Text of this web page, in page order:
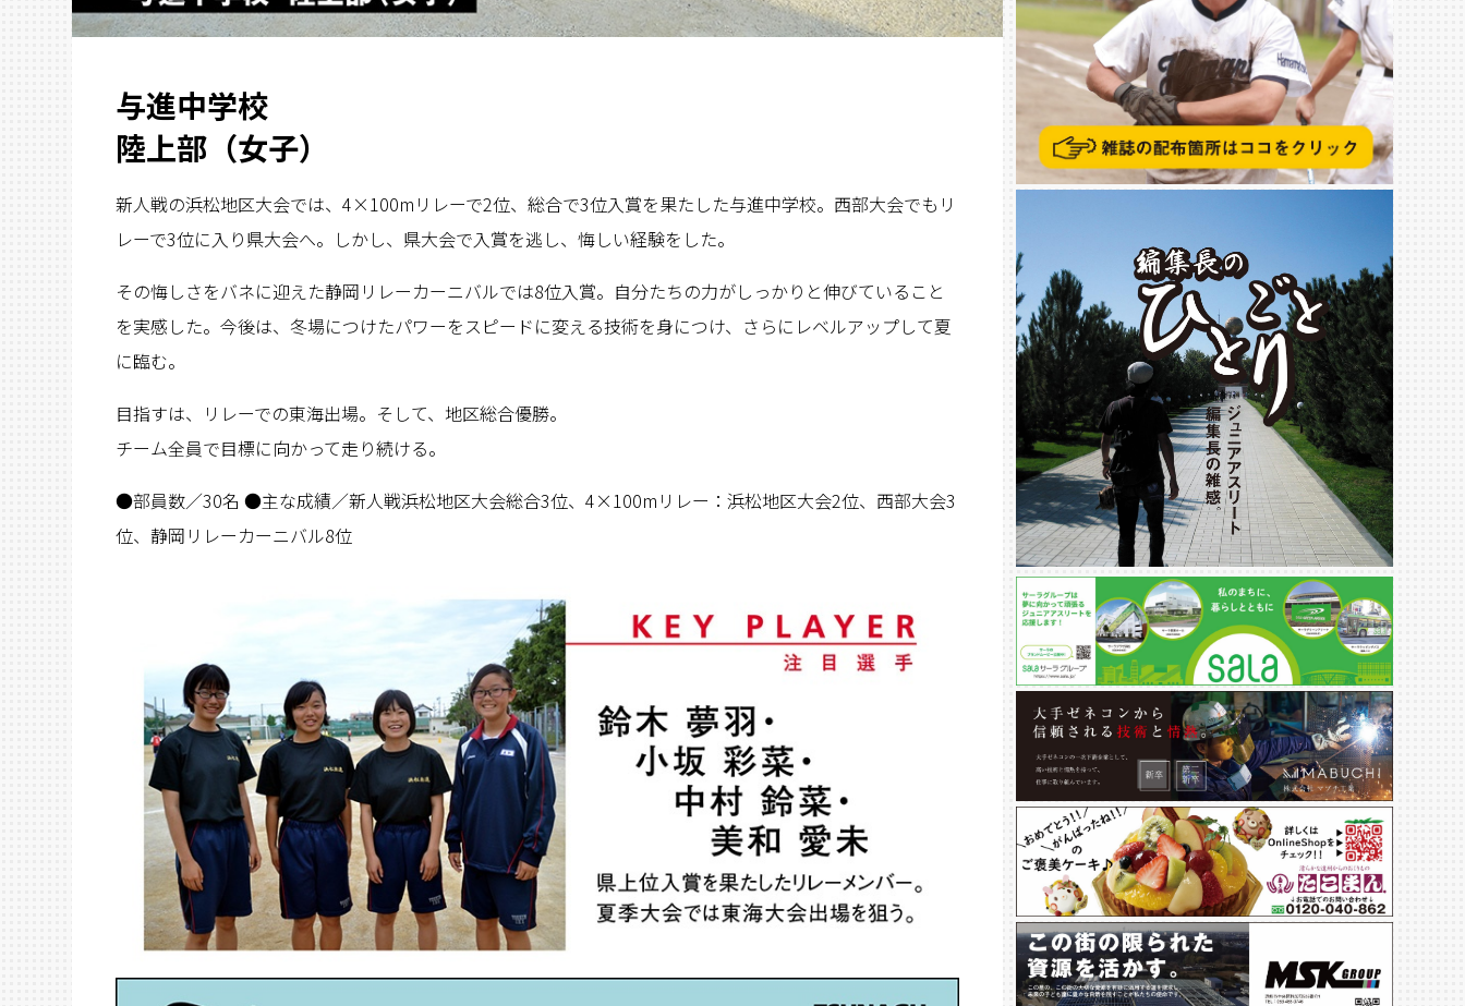
与進中学校
陸上部（女子）
新人戦の浜松地区大会では、4×100mリレーで2位、総合で3位入賞を果たした与進中学校。西部大会でもリ
レーで3位に入り県大会へ。しかし、県大会で入賞を逃し、悔しい経験をした。
その悔しさをバネに迎えた静岡リレーカーニバルでは8位入賞。自分たちの力がしっかりと伸びていること
を実感した。今後は、冬場につけたパワーをスピードに変える技術を身につけ、さらにレベルアップして夏
に臨む。
目指すは、リレーでの東海出場。そして、地区総合優勝。
チーム全員で目標に向かって走り続ける。
●部員数／30名 ●主な成績／新人戦浜松地区大会総合3位、4×100mリレー：浜松地区大会2位、西部大会3
位、静岡リレーカーニバル8位